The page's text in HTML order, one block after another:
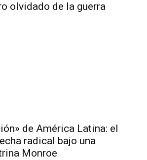
olvidado de la guerra
de América Latina: el
radical bajo una
Monroe